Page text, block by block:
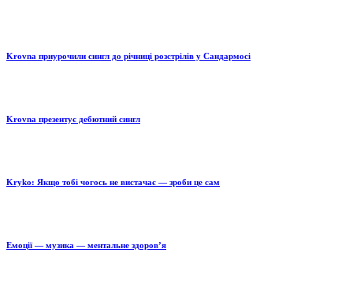
Krovna приурочили сингл до річниці розстрілів у Сандармосі
Krovna презентує дебютний сингл
Kryko: Якщо тобі чогось не вистачає — зроби це сам
Емоції — музика — ментальне здоров’я